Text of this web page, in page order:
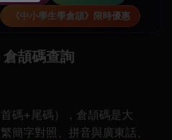
《中小學生學倉頡》限時優惠
倉頡碼查詢
首碼+尾碼），倉頡碼是大
簡字對照、拼音與廣東話、